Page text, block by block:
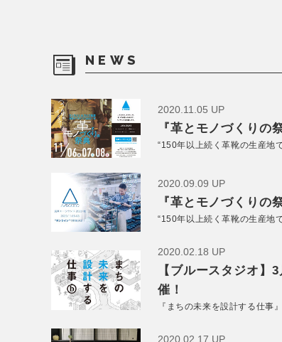
NEWS
2020.11.05 UP
『革とモノづくりの
“150年以上続く革靴の生産地
2020.09.09 UP
『革とモノづくりの
“150年以上続く革靴の生産地
2020.02.18 UP
【ブルースタジオ】
催！
『まちの未来を設計する仕事
2020.02.17 UP